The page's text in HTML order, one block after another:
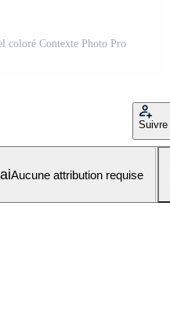
coloré Contexte Photo Pro
Suivre
Aucune attribution requise